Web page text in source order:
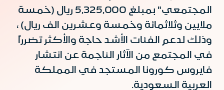
المجتمعي" بمبلغ 5,325,000 ريال (خمسة
ملايين وثلاثمائة وخمسة وعشرين الف ريال) ،
وذلك لدعم الفئات الأشد حاجة والأكثر تضرراً
في المجتمع من الآثار الناجمة عن انتشار
فايروس كورونا المستجد في المملكة
العربية السعودية.